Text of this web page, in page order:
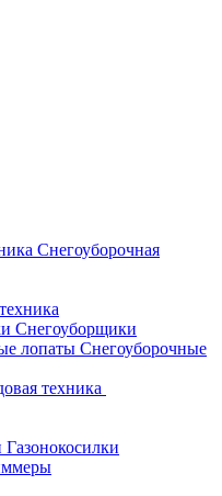
Снегоуборочная
Снегоуборщики
Снегоуборочные
техника
Газонокосилки